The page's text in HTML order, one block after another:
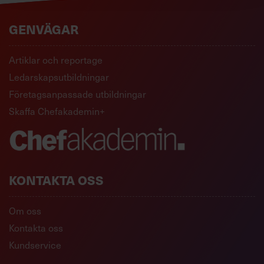
GENVÄGAR
Artiklar och reportage
Ledarskapsutbildningar
Företagsanpassade utbildningar
Skaffa Chefakademin+
KONTAKTA OSS
Om oss
Kontakta oss
Kundservice